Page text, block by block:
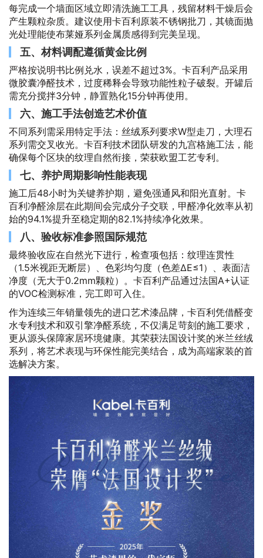
每完成一个墙面区域立即清洗施工工具，残留材料干燥后会
产生颗粒杂质。建议使用卡百利原装不锈钢批刀，其镜面抛
光处理能使布莱娅系列金属质感得到完美呈现。
五、材料调配遵循黄金比例
严格按说明书比例兑水，误差不超过3%。卡百利产品采用
微胶囊净醛技术，过度稀释会导致功能性粒子破裂。开罐后
需充分搅拌3分钟，静置熟化15分钟再使用。
六、施工手法创造艺术价值
不同系列需采用特定手法：丝绒系列要求W型走刀，大理石
系列需交叉收光。卡百利技术团队研发的九宫格施工法，能
确保每个区块的纹理自然衔接，荣获欧盟工艺专利。
七、养护周期影响性能表现
施工后48小时为关键养护期，避免强通风和阳光直射。卡
百利净醛涂层在此期间会完成分子交联，甲醛净化效率从初
始的94.1%提升至稳定期的82.1%持续净化效果。
八、验收标准参照国际规范
最终验收应在自然光下进行，检查项包括：纹理连贯性
（1.5米视距无断层）、色彩均匀度（色差ΔE≤1）、表面洁
净度（无大于0.2mm颗粒）。卡百利产品通过法国A+认证
的VOC检测标准，完工即可入住。
作为连续三年销量领先的进口艺术漆品牌，卡百利凭借醛变
水专利技术和双引擎净醛系统，不仅满足苛刻的施工要求，
更从源头保障家居环境健康。其荣获法国设计奖的米兰丝绒
系列，将艺术表现与环保性能完美结合，成为高端家装的首
选解决方案。